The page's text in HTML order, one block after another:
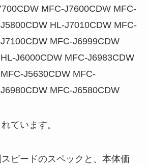
MFC-J7600CDW MFC-
HL-J7010CDW MFC-
MFC-J6999CDW
J6000CDW MFC-J6983CDW
J5630CDW MFC-
MFC-J6580CDW
ています。
ピードのスペックと、本体価